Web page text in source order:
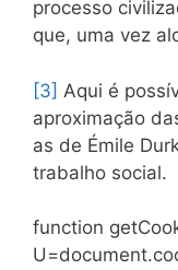
processo
que, uma vez
[3] Aqui é
aproximação
as de Émile
trabalho social.
function